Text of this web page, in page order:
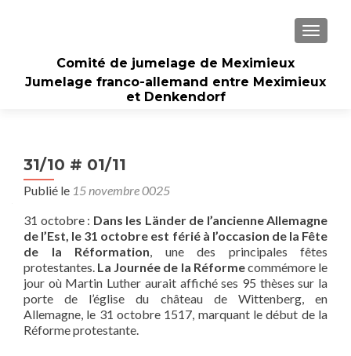
Comité de jumelage de Meximieux
Jumelage franco-allemand entre Meximieux
et Denkendorf
31/10 # 01/11
Publié le 15 novembre 0025
31 octobre : Dans les Länder de l’ancienne Allemagne
de l’Est, le 31 octobre est férié à l’occasion de la Fête
de la Réformation, une des principales fêtes
protestantes. La Journée de la Réformecommémore le
jour où Martin Luther aurait affiché ses 95 thèses sur la
porte de l’église du château de Wittenberg, en
Allemagne, le 31 octobre 1517, marquant le début de la
Réforme protestante.